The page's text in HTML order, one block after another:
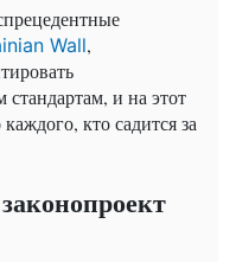
Wall,
стандартам, и на этот
кто садится за